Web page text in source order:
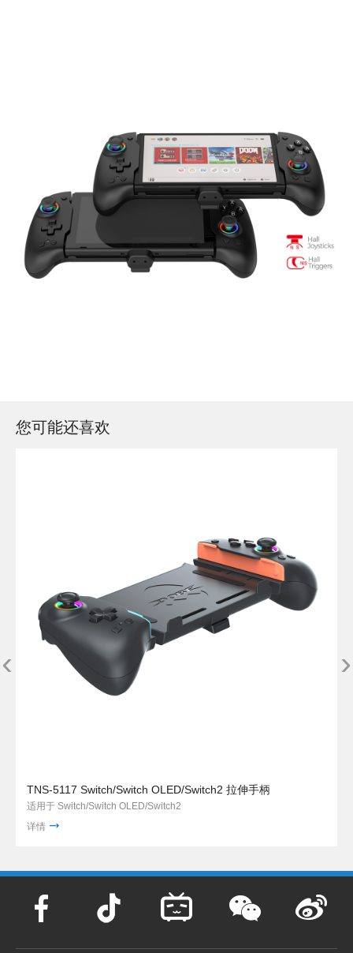
您可能还喜欢
TNS-5117 Switch/Switch OLED/Switch2 拉伸手柄
适用于 Switch/Switch OLED/Switch2
详情
‹ ›